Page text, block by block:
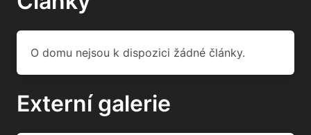
O domu nejsou k dispozici žádné články.
Externí galerie